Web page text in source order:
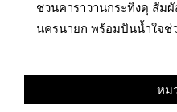
ชวนคาราวานกระทิงดุ สัม
นครนายก พร้อมปันน้ำใจช่
หม